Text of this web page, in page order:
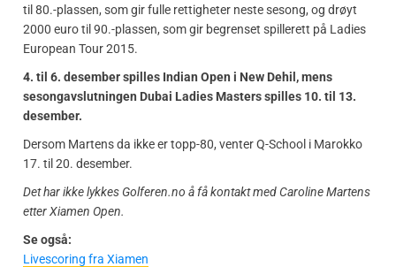
til 80.-plassen, som gir fulle rettigheter neste sesong, og drøyt
2000 euro til 90.-plassen, som gir begrenset spillerett på Ladies
European Tour 2015.
4. til 6. desember spilles Indian Open i New Dehil, mens
sesongavslutningen Dubai Ladies Masters spilles 10. til 13.
desember.
Dersom Martens da ikke er topp-80, venter Q-School i Marokko
17. til 20. desember.
Det har ikke lykkes Golferen.no å få kontakt med Caroline Martens
etter Xiamen Open.
Se også:
Livescoring fra Xiamen